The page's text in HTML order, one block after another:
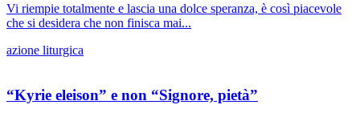
Vi riempie totalmente e lascia una dolce speranza, è così piacevole
che si desidera che non finisca mai...
azione liturgica
“Kyrie eleison” e non “Signore, pietà”